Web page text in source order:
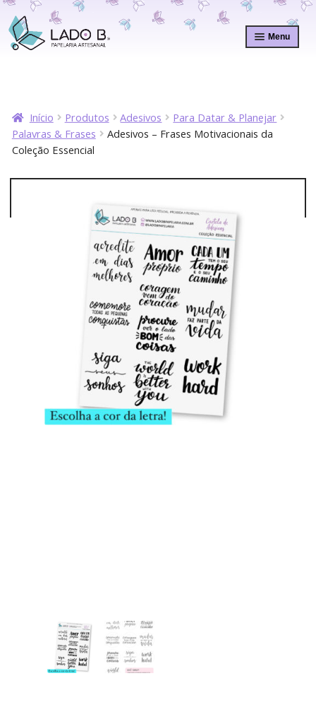
Pular
para
navegação
Pular
para
o
Menu
Início Produtos Adesivos
Para Datar & Planejar
Palavras & Frases
Adesivos – Frases Motivacionais da
Coleção Essencial